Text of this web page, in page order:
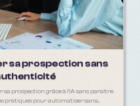
sa prospection sans
sa prospection grâce à l'IA sans paraître
pratiques pour automatiser sans